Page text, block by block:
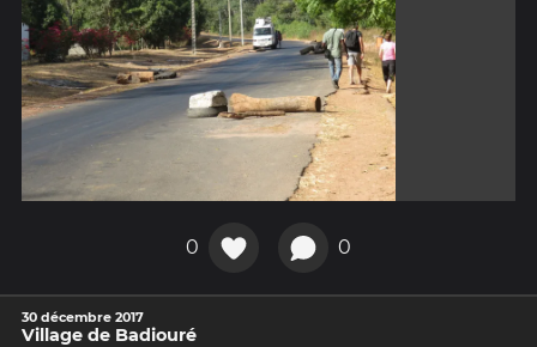
0 0
30 décembre 2017
Village de Badiouré